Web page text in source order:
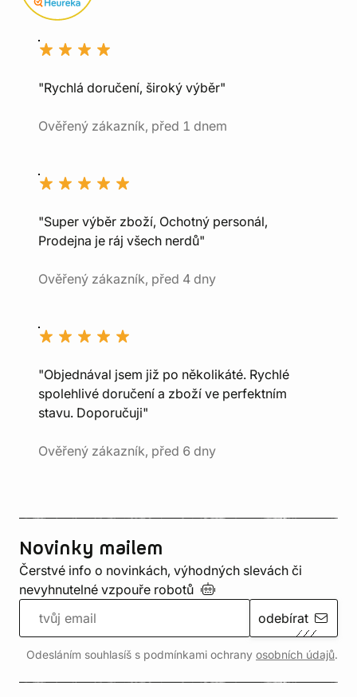
"Rychlá doručení, široký výběr"
Ověřený zákazník, před 1 dnem
"Super výběr zboží, Ochotný personál,
Prodejna je ráj všech nerdů"
Ověřený zákazník, před 4 dny
"Objednával jsem již po několikáté. Rychlé
spolehlivé doručení a zboží ve perfektním
stavu. Doporučuji"
Ověřený zákazník, před 6 dny
Novinky mailem
Čerstvé info o novinkách, výhodných slevách či
nevyhnutelné vzpouře robotů
odebírat
Odesláním souhlasíš s podmínkami ochrany osobních údajů.